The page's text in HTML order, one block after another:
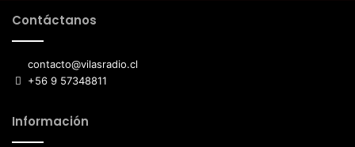
Contáctanos
contacto@vilasradio.cl
+56 9 57348811
Información